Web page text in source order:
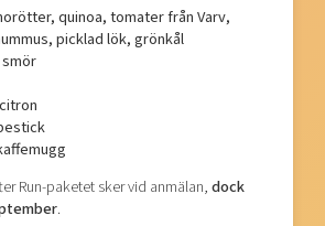
quinoa, tomater från Varv,
picklad lök, grönkål
Run-paketet sker vid anmälan,dock
.